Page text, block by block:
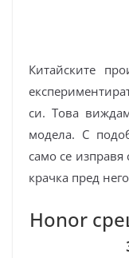
Китайските
си. Това
модела. С
само се изправя
крачка пред
Honor